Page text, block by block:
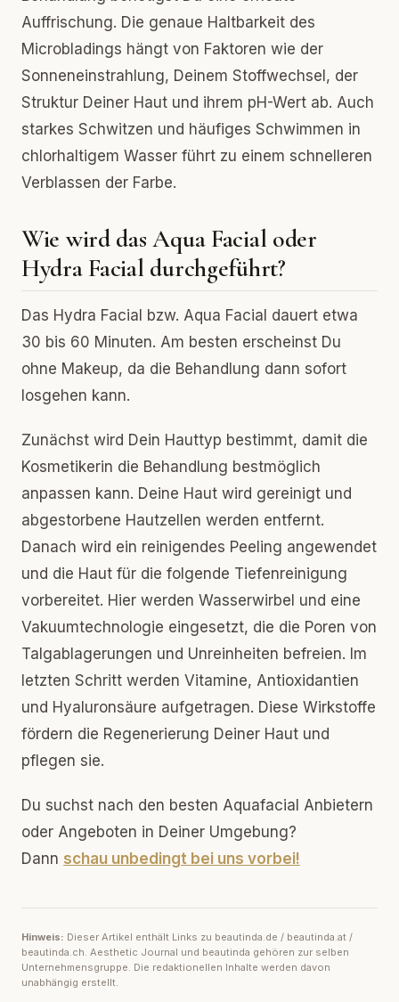
Auffrischung. Die genaue Haltbarkeit des
Microbladings hängt von Faktoren wie der
Sonneneinstrahlung, Deinem Stoffwechsel, der
Struktur Deiner Haut und ihrem pH-Wert ab. Auch
starkes Schwitzen und häufiges Schwimmen in
chlorhaltigem Wasser führt zu einem schnelleren
Verblassen der Farbe.
Wie wird das Aqua Facial oder
Hydra Facial durchgeführt?
Das Hydra Facial bzw. Aqua Facial dauert etwa
30 bis 60 Minuten. Am besten erscheinst Du
ohne Makeup, da die Behandlung dann sofort
losgehen kann.
Zunächst wird Dein Hauttyp bestimmt, damit die
Kosmetikerin die Behandlung bestmöglich
anpassen kann. Deine Haut wird gereinigt und
abgestorbene Hautzellen werden entfernt.
Danach wird ein reinigendes Peeling angewendet
und die Haut für die folgende Tiefenreinigung
vorbereitet. Hier werden Wasserwirbel und eine
Vakuumtechnologie eingesetzt, die die Poren von
Talgablagerungen und Unreinheiten befreien. Im
letzten Schritt werden Vitamine, Antioxidantien
und Hyaluronsäure aufgetragen. Diese Wirkstoffe
fördern die Regenerierung Deiner Haut und
pflegen sie.
Du suchst nach den besten Aquafacial Anbietern
oder Angeboten in Deiner Umgebung?
Dann schau unbedingt bei uns vorbei!
Hinweis: Dieser Artikel enthält Links zu beautinda.de / beautinda.at /
beautinda.ch. Aesthetic Journal und beautinda gehören zur selben
Unternehmensgruppe. Die redaktionellen Inhalte werden davon
unabhängig erstellt.